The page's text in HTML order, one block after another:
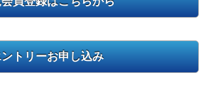
トリーお申し込み